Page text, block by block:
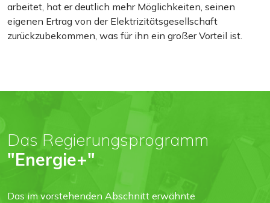
arbeitet, hat er deutlich mehr Möglichkeiten, seinen
eigenen Ertrag von der Elektrizitätsgesellschaft
zurückzubekommen, was für ihn ein großer Vorteil ist.
Das Regierungsprogramm
"Energie+"
Das im vorstehenden Abschnitt erwähnte